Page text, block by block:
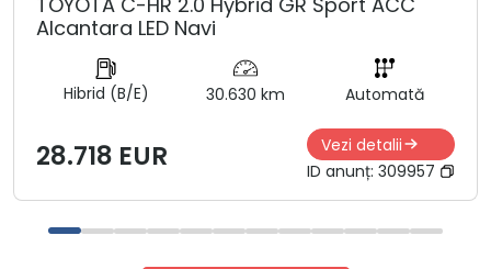
Alcantara LED Navi
Hibrid (B/E) 30.630 km Automată
28.718 EUR
Vezi detalii
ID anunț: 309957